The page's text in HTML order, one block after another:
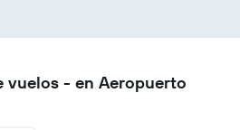
vuelos - en Aeropuerto